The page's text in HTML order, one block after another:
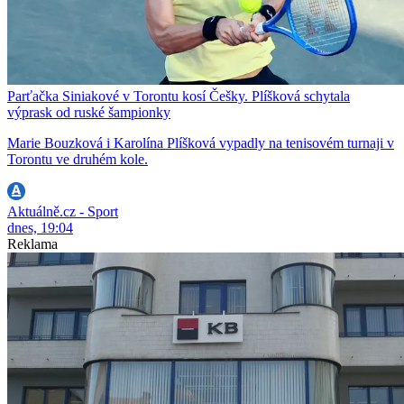
Parťačka Siniakové v Torontu kosí Češky. Plíšková schytala
výprask od ruské šampionky
Marie Bouzková i Karolína Plíšková vypadly na tenisovém turnaji v
Torontu ve druhém kole.
Aktuálně.cz - Sport
dnes, 19:04
Reklama